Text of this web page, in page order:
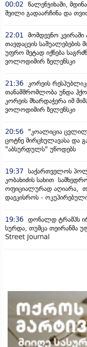
00:02 წალენჯიხაში,
შვილი გადაარჩინა და
22:01 მომდევნო კვირაში
თავდაცვის საშუალებების
უფრო მეტად იქნება
ვოლოდიმირ ზელენსკი
21:36 კორეის
თანამშრომლობა უნდა
კორეის მხარდაჭერა იმ
ვოლოდიმირ ზელენსკი
20:56
"კოალიცია
ცოტნე მირცხულავასა და
"აბსურდულს" უწოდებს
19:37 საქართველოს
კობახიძის სახით
ოფიციალურად აღიარა,
დაეკისროს -
19:36 დონალდ ტრამპს
სურდა, თუმცა თეირანმა
Street Journal